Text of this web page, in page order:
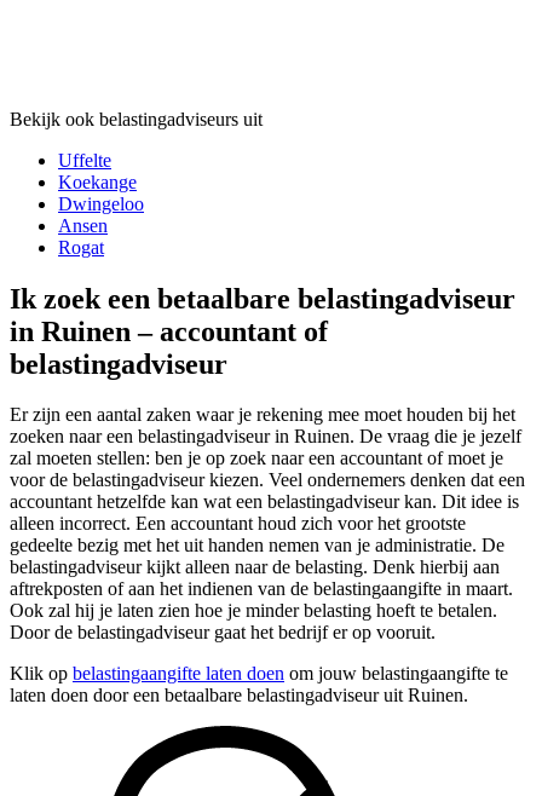
Bekijk ook belastingadviseurs uit
Uffelte
Koekange
Dwingeloo
Ansen
Rogat
Ik zoek een betaalbare belastingadviseur
in Ruinen – accountant of
belastingadviseur
Er zijn een aantal zaken waar je rekening mee moet houden bij het
zoeken naar een belastingadviseur in Ruinen. De vraag die je jezelf
zal moeten stellen: ben je op zoek naar een accountant of moet je
voor de belastingadviseur kiezen. Veel ondernemers denken dat een
accountant hetzelfde kan wat een belastingadviseur kan. Dit idee is
alleen incorrect. Een accountant houd zich voor het grootste
gedeelte bezig met het uit handen nemen van je administratie. De
belastingadviseur kijkt alleen naar de belasting. Denk hierbij aan
aftrekposten of aan het indienen van de belastingaangifte in maart.
Ook zal hij je laten zien hoe je minder belasting hoeft te betalen.
Door de belastingadviseur gaat het bedrijf er op vooruit.
Klik op belastingaangifte laten doen om jouw belastingaangifte te
laten doen door een betaalbare belastingadviseur uit Ruinen.